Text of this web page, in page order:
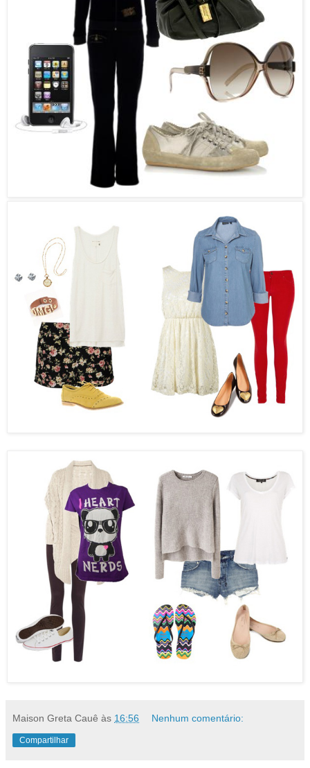
Maison Greta Cauê às 16:56 Nenhum comentário:
Compartilhar